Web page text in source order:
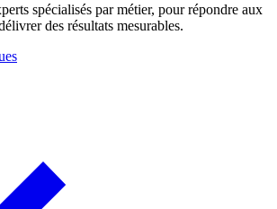
spécialisés par métier, pour répondre aux
des résultats mesurables.